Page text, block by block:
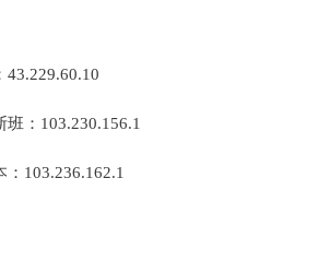
43.229.60.10
：103.230.156.1
103.236.162.1